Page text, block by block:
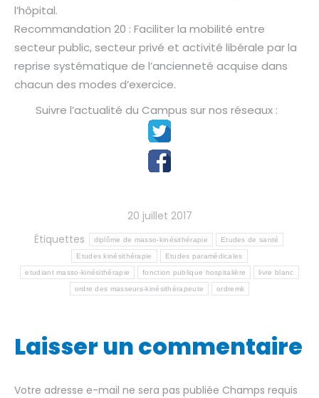
l’hôpital.
Recommandation 20 : Faciliter la mobilité entre
secteur public, secteur privé et activité libérale par la
reprise systématique de l’ancienneté acquise dans
chacun des modes d’exercice.
Suivre l’actualité du Campus sur nos réseaux :
20 juillet 2017
Étiquettes
diplôme de masso-kinésithérapie Etudes de santé
Etudes kinésithérapie Etudes paramédicales
etudiant masso-kinésithérapie fonction publique hospitalière livre blanc
ordre des masseurs-kinésithérapeute ordremk
Laisser un commentaire
Votre adresse e-mail ne sera pas publiée Champs requis